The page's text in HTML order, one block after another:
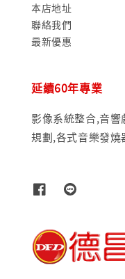
本店地址
聯絡我們
最新優惠
延續60年專業
影像系統整合,音
規劃,各式音樂發燒